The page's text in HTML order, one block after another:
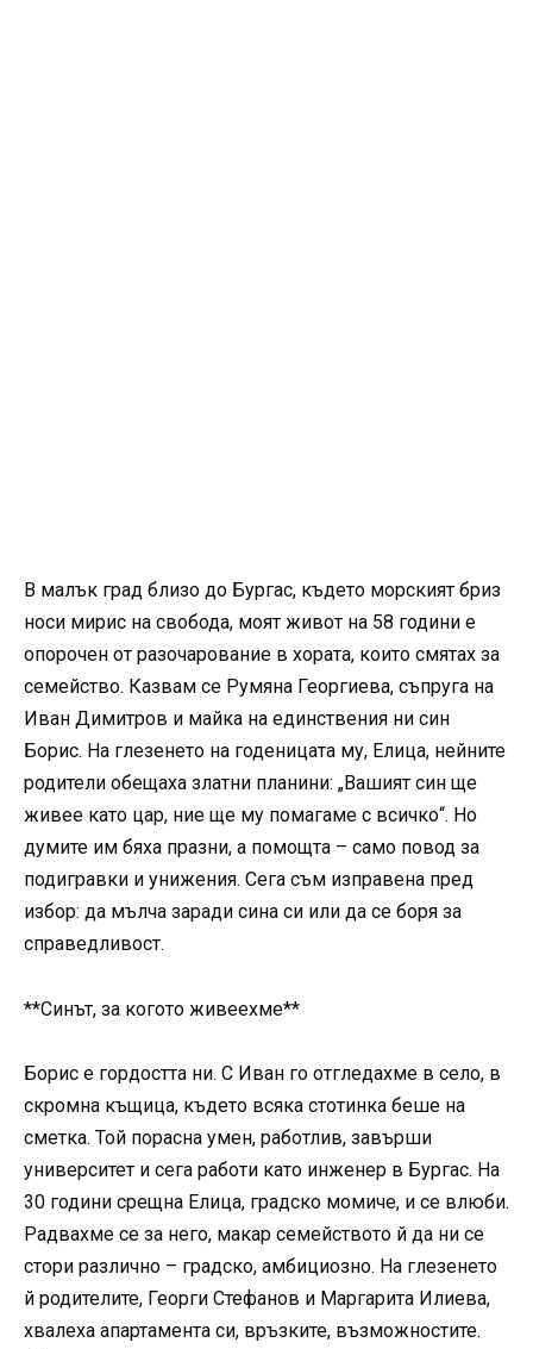
В малък град близо до Бургас, където морският бриз
носи мирис на свобода, моят живот на 58 години е
опорочен от разочарование в хората, които смятах за
семейство. Казвам се Румяна Георгиева, съпруга на
Иван Димитров и майка на единствения ни син
Борис. На глезенето на годеницата му, Елица, нейните
родители обещаха златни планини: „Вашият син ще
живее като цар, ние ще му помагаме с всичко“. Но
думите им бяха празни, а помощта – само повод за
подигравки и унижения. Сега съм изправена пред
избор: да мълча заради сина си или да се боря за
справедливост.
**Синът, за когото живеехме**
Борис е гордостта ни. С Иван го отгледахме в село, в
скромна къщица, където всяка стотинка беше на
сметка. Той порасна умен, работлив, завърши
университет и сега работи като инженер в Бургас. На
30 години срещна Елица, градско момиче, и се влюби.
Радвахме се за него, макар семейството й да ни се
стори различно – градско, амбициозно. На глезенето
й родителите, Георги Стефанов и Маргарита Илиева,
хвалеха апартамента си, връзките, възможностите.